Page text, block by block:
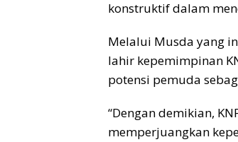
konstruktif dalam
Melalui Musda yang
lahir kepemimpinan
potensi pemuda
“Dengan demikian,
memperjuangkan